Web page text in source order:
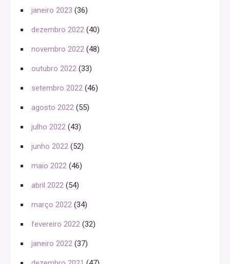
janeiro 2023 (36)
dezembro 2022 (40)
novembro 2022 (48)
outubro 2022 (33)
setembro 2022 (46)
agosto 2022 (55)
julho 2022 (43)
junho 2022 (52)
maio 2022 (46)
abril 2022 (54)
março 2022 (34)
fevereiro 2022 (32)
janeiro 2022 (37)